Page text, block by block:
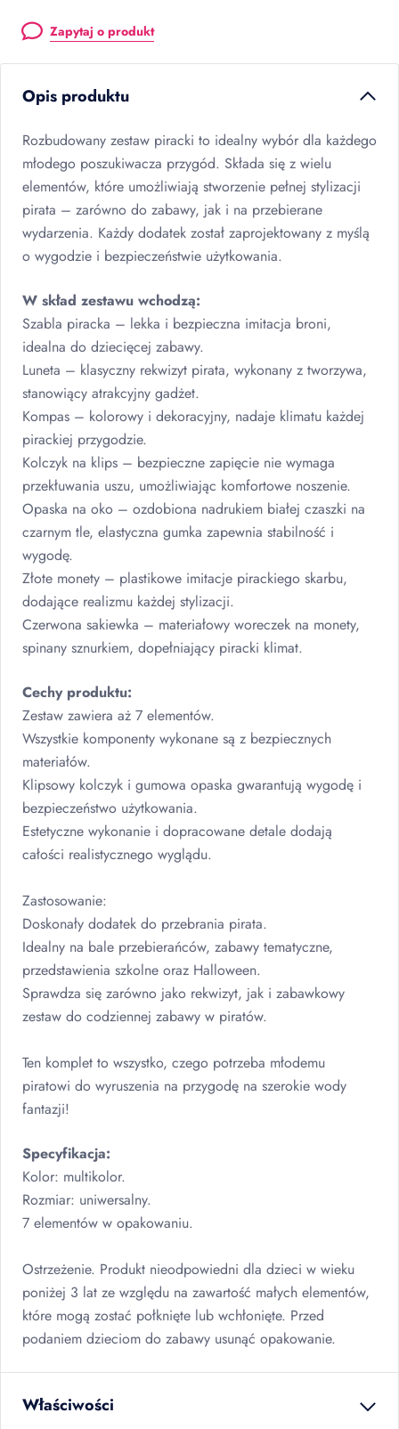
Zapytaj o produkt
Opis produktu
Rozbudowany zestaw piracki to idealny wybór dla każdego
młodego poszukiwacza przygód. Składa się z wielu
elementów, które umożliwiają stworzenie pełnej stylizacji
pirata – zarówno do zabawy, jak i na przebierane
wydarzenia. Każdy dodatek został zaprojektowany z myślą
o wygodzie i bezpieczeństwie użytkowania.
W skład zestawu wchodzą:
Szabla piracka – lekka i bezpieczna imitacja broni,
idealna do dziecięcej zabawy.
Luneta – klasyczny rekwizyt pirata, wykonany z tworzywa,
stanowiący atrakcyjny gadżet.
Kompas – kolorowy i dekoracyjny, nadaje klimatu każdej
pirackiej przygodzie.
Kolczyk na klips – bezpieczne zapięcie nie wymaga
przekłuwania uszu, umożliwiając komfortowe noszenie.
Opaska na oko – ozdobiona nadrukiem białej czaszki na
czarnym tle, elastyczna gumka zapewnia stabilność i
wygodę.
Złote monety – plastikowe imitacje pirackiego skarbu,
dodające realizmu każdej stylizacji.
Czerwona sakiewka – materiałowy woreczek na monety,
spinany sznurkiem, dopełniający piracki klimat.
Cechy produktu:
Zestaw zawiera aż 7 elementów.
Wszystkie komponenty wykonane są z bezpiecznych
materiałów.
Klipsowy kolczyk i gumowa opaska gwarantują wygodę i
bezpieczeństwo użytkowania.
Estetyczne wykonanie i dopracowane detale dodają
całości realistycznego wyglądu.
Zastosowanie:
Doskonały dodatek do przebrania pirata.
Idealny na bale przebierańców, zabawy tematyczne,
przedstawienia szkolne oraz Halloween.
Sprawdza się zarówno jako rekwizyt, jak i zabawkowy
zestaw do codziennej zabawy w piratów.
Ten komplet to wszystko, czego potrzeba młodemu
piratowi do wyruszenia na przygodę na szerokie wody
fantazji!
Specyfikacja:
Kolor: multikolor.
Rozmiar: uniwersalny.
7 elementów w opakowaniu.
Ostrzeżenie. Produkt nieodpowiedni dla dzieci w wieku
poniżej 3 lat ze względu na zawartość małych elementów,
które mogą zostać połknięte lub wchłonięte. Przed
podaniem dzieciom do zabawy usunąć opakowanie.
Właściwości